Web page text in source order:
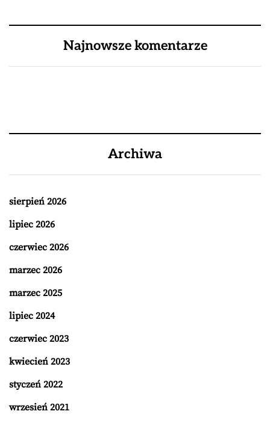
Najnowsze komentarze
Archiwa
sierpień 2026
lipiec 2026
czerwiec 2026
marzec 2026
marzec 2025
lipiec 2024
czerwiec 2023
kwiecień 2023
styczeń 2022
wrzesień 2021